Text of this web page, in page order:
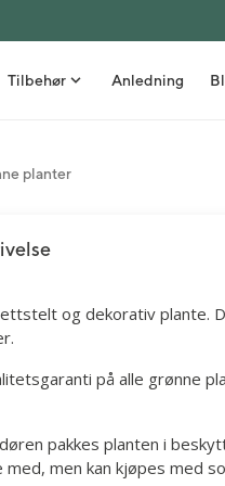
Tilbehør Anledning
planter
og dekorativ plante.
på alle grønne
pakkes planten i
men kan kjøpes med